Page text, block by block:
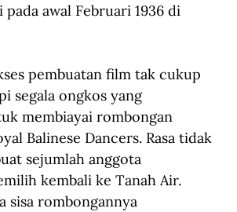
awal Februari 1936 di
pembuatan film tak cukup
segala ongkos yang
membiayai rombongan
Balinese Dancers. Rasa tidak
sejumlah anggota
kembali ke Tanah Air.
sisa rombongannya